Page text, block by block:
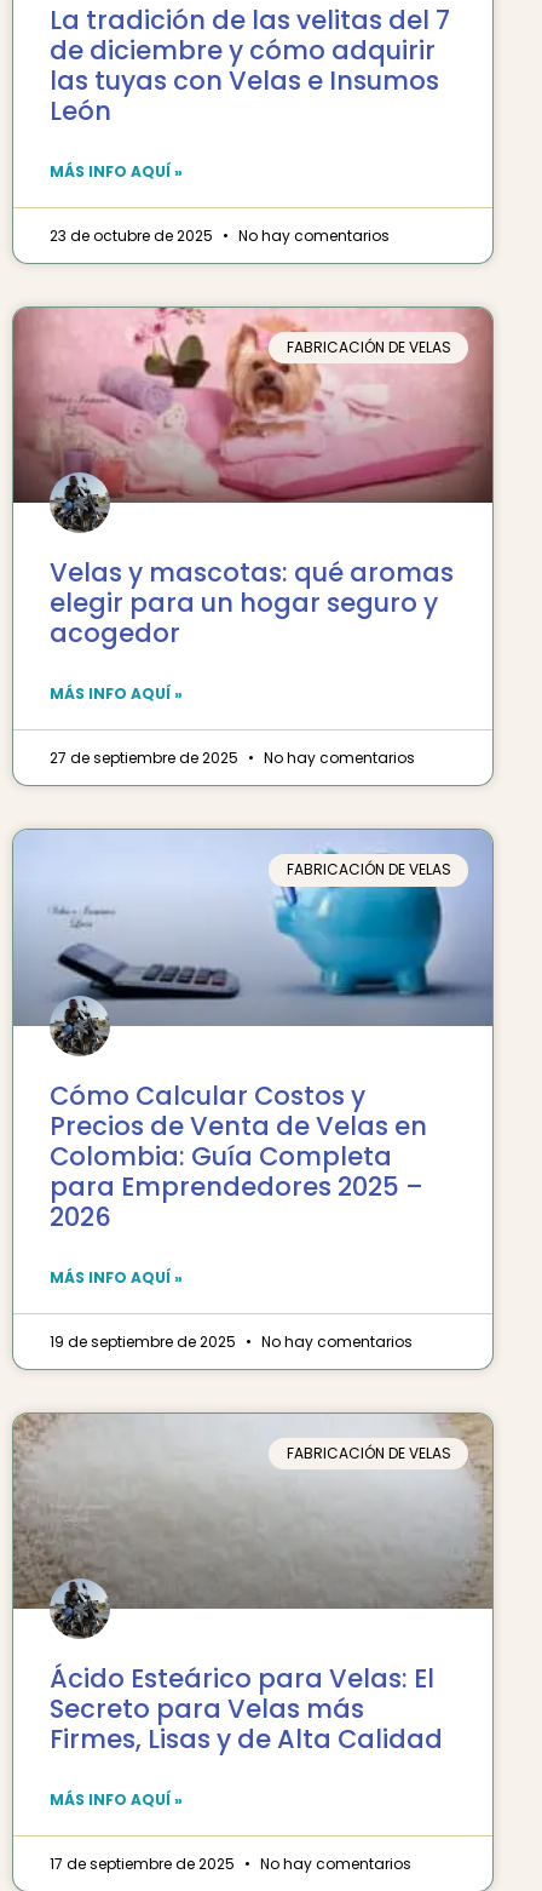
La tradición de las velitas del 7
de diciembre y cómo adquirir
las tuyas con Velas e Insumos
León
MÁS INFO AQUÍ »
23 de octubre de 2025 No hay comentarios
FABRICACIÓN DE VELAS
Velas y mascotas: qué aromas
elegir para un hogar seguro y
acogedor
MÁS INFO AQUÍ »
27 de septiembre de 2025 No hay comentarios
FABRICACIÓN DE VELAS
Cómo Calcular Costos y
Precios de Venta de Velas en
Colombia: Guía Completa
para Emprendedores 2025 –
2026
MÁS INFO AQUÍ »
19 de septiembre de 2025 No hay comentarios
FABRICACIÓN DE VELAS
Ácido Esteárico para Velas: El
Secreto para Velas más
Firmes, Lisas y de Alta Calidad
MÁS INFO AQUÍ »
17 de septiembre de 2025 No hay comentarios